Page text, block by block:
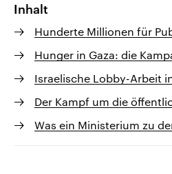
Inhalt
Hunderte Millionen für
Hunger in Gaza: die
Israelische Lobby-Arbeit
Der Kampf um die
Was ein Ministerium zu